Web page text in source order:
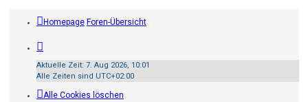
Homepage Foren-Übersicht
Aktuelle Zeit: 7. Aug 2026, 10:01
Alle Zeiten sind UTC+02:00
Alle Cookies löschen